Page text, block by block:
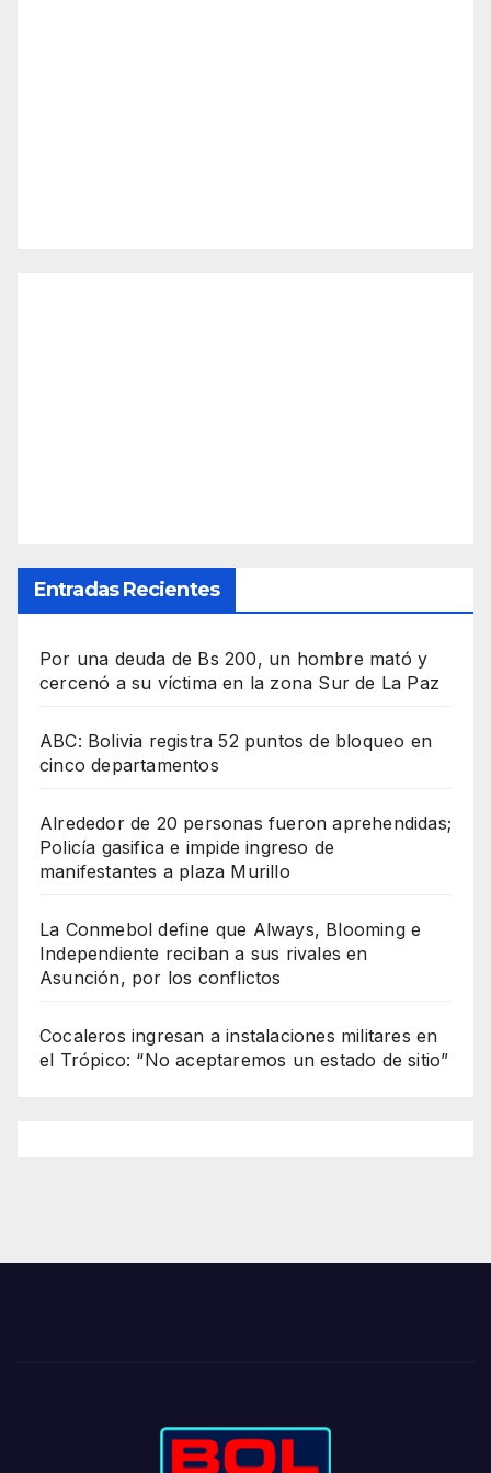
Entradas Recientes
Por una deuda de Bs 200, un hombre mató y
cercenó a su víctima en la zona Sur de La Paz
ABC: Bolivia registra 52 puntos de bloqueo en
cinco departamentos
Alrededor de 20 personas fueron aprehendidas;
Policía gasifica e impide ingreso de
manifestantes a plaza Murillo
La Conmebol define que Always, Blooming e
Independiente reciban a sus rivales en
Asunción, por los conflictos
Cocaleros ingresan a instalaciones militares en
el Trópico: “No aceptaremos un estado de sitio”